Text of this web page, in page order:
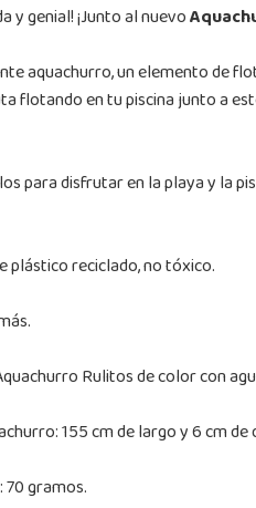
y genial! ¡Junto al nuevo
aquachurro, un elemento de
flotando en tu piscina junto a
para disfrutar en la playa y la
plástico reciclado, no tóxico.
Rulitos de color con
155 cm de largo y 6 cm
gramos.